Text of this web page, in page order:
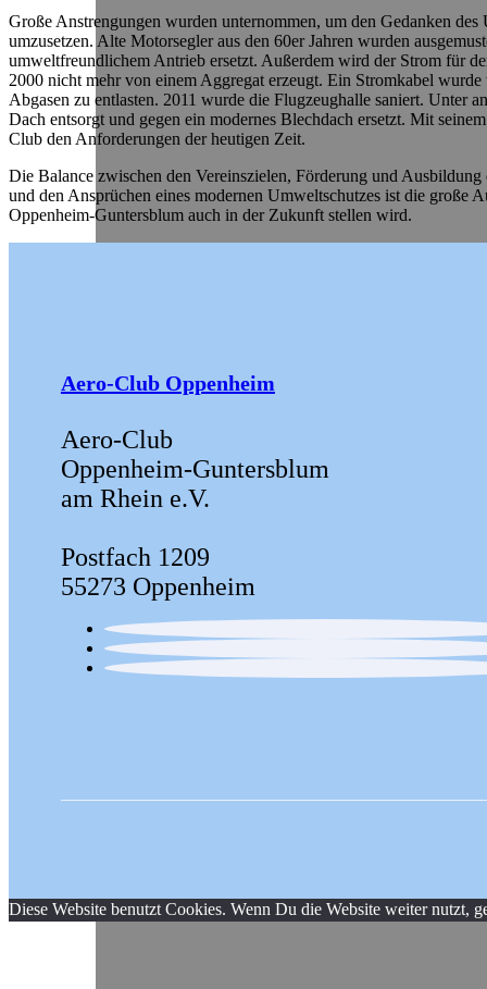
Große Anstrengungen wurden unternommen, um den Gedanken
umzusetzen. Alte Motorsegler aus den 60er Jahren wurden
umweltfreundlichem Antrieb ersetzt. Außerdem wird der Strom für
2000 nicht mehr von einem Aggregat erzeugt. Ein Stromkabel
Abgasen zu entlasten. 2011 wurde die Flugzeughalle saniert. Unter
Dach entsorgt und gegen ein modernes Blechdach ersetzt. Mit
Club den Anforderungen der heutigen Zeit.
Die Balance zwischen den Vereinszielen, Förderung und Ausbildung
und den Ansprüchen eines modernen Umweltschutzes ist die große
Oppenheim-Guntersblum auch in der Zukunft stellen wird.
Aero-Club Oppenheim
Aero-Club
Oppenheim-Guntersblum
am Rhein e.V.
Postfach 1209
55273 Oppenheim
Diese Website benutzt Cookies. Wenn Du die Website weiter nutzt,